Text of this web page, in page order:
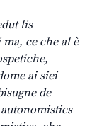
lis
ce che al è
ai siei
de